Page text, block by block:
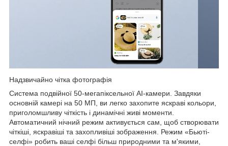
Надзвичайно чітка фотографія
Система подвійної 50-мегапіксельної AI-камери. Завдяки
основній камері на 50 МП, ви легко захопите яскраві кольори,
приголомшливу чіткість і динамічні живі моменти.
Автоматичний нічний режим активується сам, щоб створювати
чіткіші, яскравіші та захопливіші зображення. Режим «Бьюті-
селфі» робить ваші селфі більш природними та м'якими,